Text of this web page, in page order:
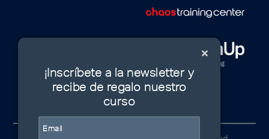
¡Inscríbete a la newsletter y
recibe de regalo nuestro
curso